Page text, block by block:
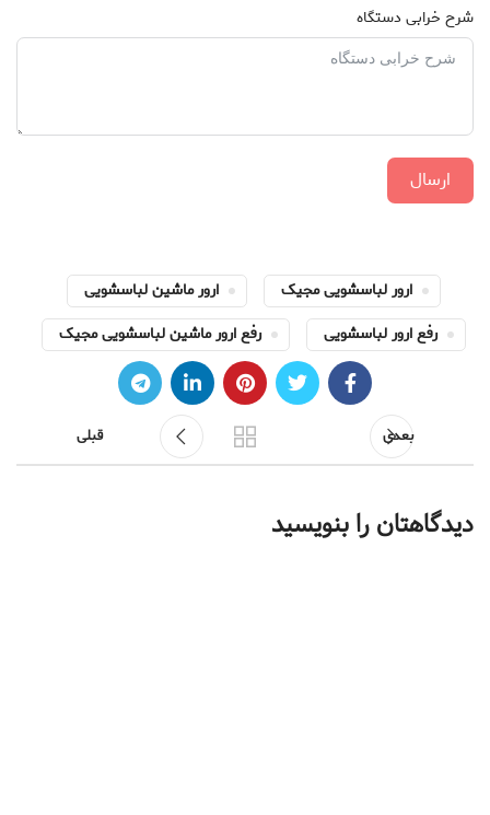
شرح خرابی دستگاه
ارسال
ارور لباسشویی مجیک
ارور ماشین لباسشویی
رفع ارور لباسشویی
رفع ارور ماشین لباسشویی مجیک
بعدی قبلی
دیدگاهتان را بنویسید